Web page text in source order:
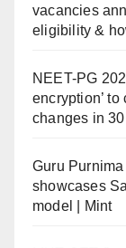
vacancies
eligibility &
NEET-PG
encryption’
changes in
Guru
showcases
model | Mint